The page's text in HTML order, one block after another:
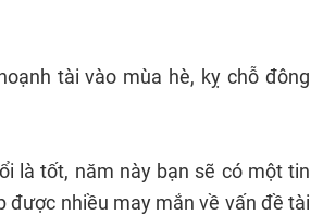
tài vào mùa hè, kỵ chỗ đông
là tốt, năm này bạn sẽ có một tin
được nhiều may mắn về vấn đề tài